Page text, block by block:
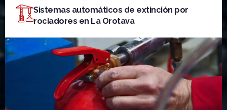
Sistemas automáticos de extinción por
rociadores en La Orotava